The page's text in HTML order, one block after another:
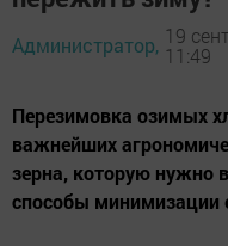
Администратор, 19
11:49
Перезимовка озимых
важнейших
зерна, которую нужно
способы минимизации